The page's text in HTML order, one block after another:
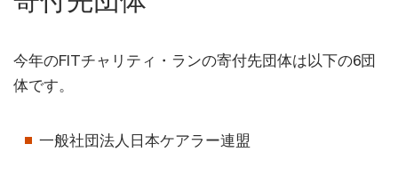
今年のFITチャリティ・ランの寄付先団体は以下の6団
体です。
一般社団法人日本ケアラー連盟